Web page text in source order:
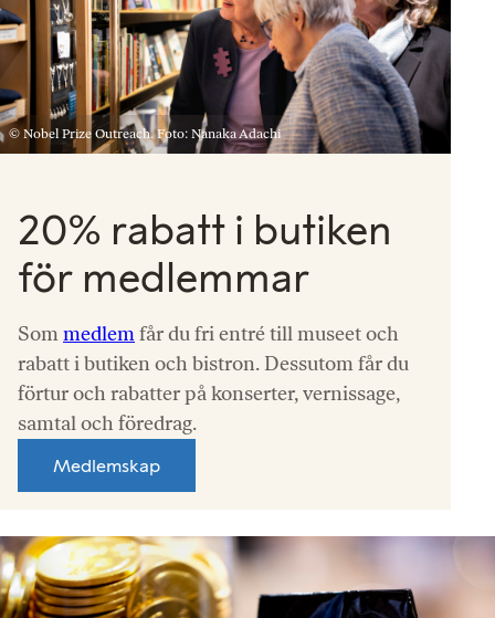
© Nobel Prize Outreach. Foto: Nanaka Adachi
20% rabatt i butiken
för medlemmar
Sommedlemfår du fri entré till museet och
rabatt i butiken och bistron. Dessutom får du
förtur och rabatter på konserter, vernissage,
samtal och föredrag.
Medlemskap